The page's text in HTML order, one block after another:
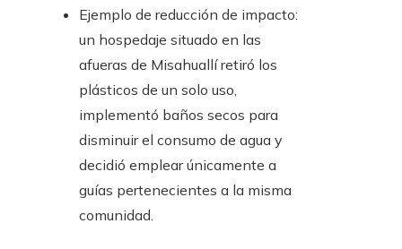
Ejemplo de reducción de impacto:
un hospedaje situado en las
afueras de Misahuallí retiró los
plásticos de un solo uso,
implementó baños secos para
disminuir el consumo de agua y
decidió emplear únicamente a
guías pertenecientes a la misma
comunidad.